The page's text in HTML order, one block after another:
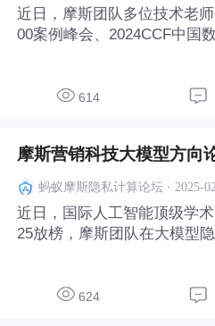
近日，摩斯团队多位技术老
00案例峰会、2024CCF中国
从摩斯密码库、隐私计算技
614
摩斯营销科技大模型方向
蚂蚁摩斯隐私计算论坛· 2025-
近日，国际人工智能顶级学
25放榜，摩斯团队在大模型
心化微调过程需要模型和数
624